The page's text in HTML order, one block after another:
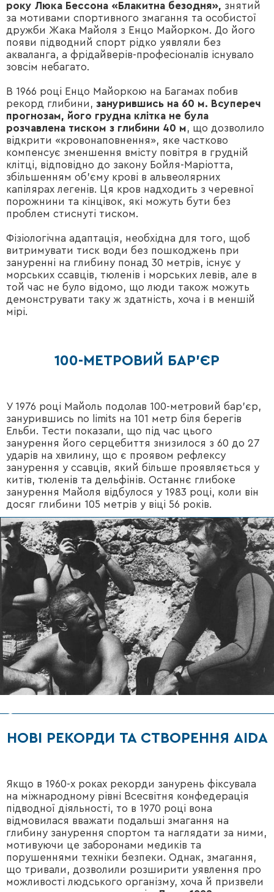
року Люка Бессона «Блакитна безодня», знятий
за мотивами спортивного змагання та особистої
дружби Жака Майоля з Енцо Майорком. До його
появи підводний спорт рідко уявляли без
акваланга, а фрідайверів-професіоналів існувало
зовсім небагато.
В 1966 році Енцо Майоркою на Багамах побив
рекорд глибини, занурившись на 60 м. Всупереч
прогнозам, його грудна клітка не була
розчавлена тиском з глибини 40 м, що дозволило
відкрити «кровонаповнення», яке частково
компенсує зменшення вмісту повітря в грудній
клітці, відповідно до закону Бойля-Маріотта,
збільшенням об'єму крові в альвеолярних
капілярах легенів. Ця кров надходить з черевної
порожнини та кінцівок, які можуть бути без
проблем стиснуті тиском.
Фізіологічна адаптація, необхідна для того, щоб
витримувати тиск води без пошкоджень при
зануренні на глибину понад 30 метрів, існує у
морських ссавців, тюленів і морських левів, але в
той час не було відомо, що люди також можуть
демонструвати таку ж здатність, хоча і в меншій
мірі.
100-МЕТРОВИЙ БАР’ЄР
У 1976 році Майоль подолав 100-метровий бар'єр,
занурившись no limits на 101 метр біля берегів
Ельби. Тести показали, що під час цього
занурення його серцебиття знизилося з 60 до 27
ударів на хвилину, що є проявом рефлексу
занурення у ссавців, який більше проявляється у
китів, тюленів та дельфінів. Останнє глибоке
занурення Майоля відбулося у 1983 році, коли він
досяг глибини 105 метрів у віці 56 років.
НОВІ РЕКОРДИ ТА СТВОРЕННЯ AIDA
Якщо в 1960-х роках рекорди занурень фіксувала
на міжнародному рівні Всесвітня конфедерація
підводної діяльності, то в 1970 році вона
відмовилася вважати подальші змагання на
глибину занурення спортом та наглядати за ними,
мотивуючи це заборонами медиків та
порушеннями техніки безпеки. Однак, змагання,
що тривали, дозволили розширити уявлення про
можливості людського організму, хоча й призвели